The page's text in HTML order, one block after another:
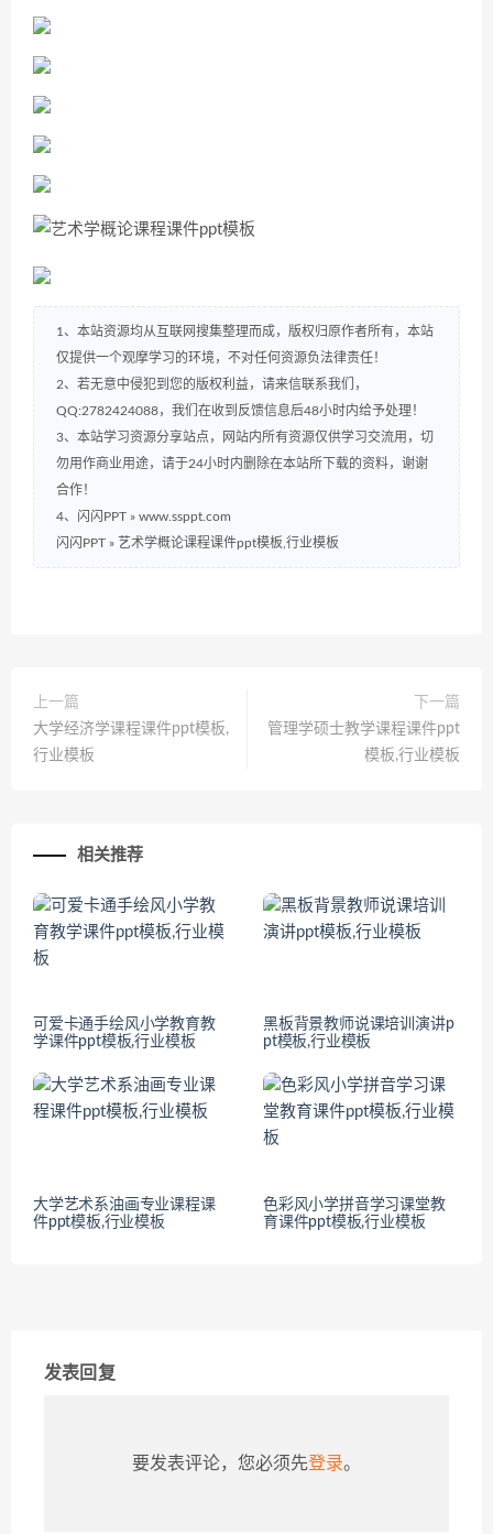
1、本站资源均从互联网搜集整理而成，版权归原作者所有，本站
仅提供一个观摩学习的环境，不对任何资源负法律责任！
2、若无意中侵犯到您的版权利益，请来信联系我们，
QQ:2782424088，我们在收到反馈信息后48小时内给予处理！
3、本站学习资源分享站点，网站内所有资源仅供学习交流用，切
勿用作商业用途，请于24小时内删除在本站所下载的资料，谢谢
合作！
4、闪闪PPT » www.ssppt.com
闪闪PPT » 艺术学概论课程课件ppt模板,行业模板
上一篇
大学经济学课程课件ppt模板,
行业模板
下一篇
管理学硕士教学课程课件ppt
模板,行业模板
相关推荐
可爱卡通手绘风小学教育教
学课件ppt模板,行业模板
黑板背景教师说课培训演讲p
pt模板,行业模板
大学艺术系油画专业课程课
件ppt模板,行业模板
色彩风小学拼音学习课堂教
育课件ppt模板,行业模板
发表回复
要发表评论，您必须先登录。